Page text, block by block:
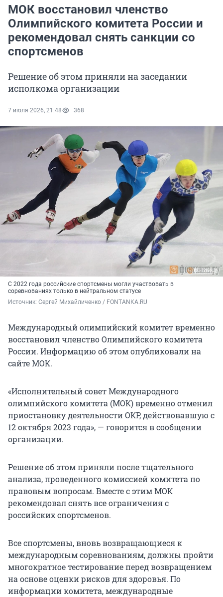
МОК восстановил членство
Олимпийского комитета России и
рекомендовал снять санкции со
спортсменов
Решение об этом приняли на заседании
исполкома организации
7 июля 2026, 21:48 368
С 2022 года российские спортсмены могли участвовать в
соревнованиях только в нейтральном статусе
Источник: Сергей Михайличенко / FONTANKA.RU
Международный олимпийский комитет временно
восстановил членство Олимпийского комитета
России. Информацию об этом опубликовали на
сайте МОК.
«Исполнительный совет Международного
олимпийского комитета (МОК) временно отменил
приостановку деятельности ОКР, действовавшую с
12 октября 2023 года», — говорится в сообщении
организации.
Решение об этом приняли после тщательного
анализа, проведенного комиссией комитета по
правовым вопросам. Вместе с этим МОК
рекомендовал снять все ограничения с
российских спортсменов.
Все спортсмены, вновь возвращающиеся к
международным соревнованиям, должны пройти
многократное тестирование перед возвращением
на основе оценки рисков для здоровья. По
информации комитета, международные